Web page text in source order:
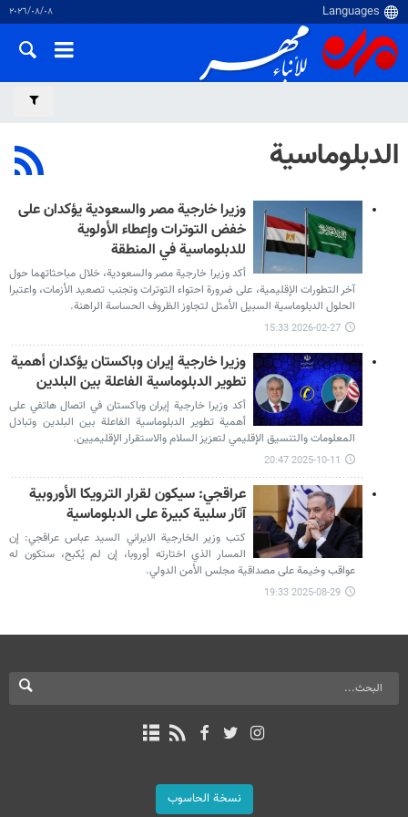
٠٨‏/٠٨‏/٢٠٢٦
الدبلوماسية
وزيرا خارجية مصر والسعودية يؤكدان على
خفض التوترات وإعطاء الأولوية
للدبلوماسية في المنطقة
أكد وزيرا خارجية مصر والسعودية، خلال مباحثاتهما حول
آخر التطورات الإقليمية، على ضرورة احتواء التوترات وتجنب تصعيد الأزمات، واعتبرا
الحلول الدبلوماسية السبيل الأمثل لتجاوز الظروف الحساسة الراهنة.
2026-02-27 15:33
وزيرا خارجية إيران وباكستان يؤكدان أهمية
تطوير الدبلوماسية الفاعلة بين البلدين
أكد وزيرا خارجية إيران وباكستان في اتصال هاتفي على
أهمية تطوير الدبلوماسية الفاعلة بين البلدين وتبادل
المعلومات والتنسيق الإقليمي لتعزيز السلام والاستقرار الإقليميين.
2025-10-11 20:47
عراقجي: سيكون لقرار الترويكا الأوروبية
آثار سلبية كبيرة على الدبلوماسية
كتب وزير الخارجية الايراني السيد عباس عراقجي: إن
المسار الذي اختارته أوروبا، إن لم يُكبح، ستكون له
عواقب وخيمة على مصداقية مجلس الأمن الدولي.
2025-08-29 19:33
نسخة الحاسوب